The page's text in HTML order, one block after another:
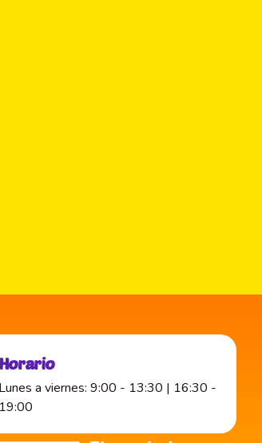
Horario
Lunes a viernes: 9:00 - 13:30 | 16:30 -
19:00